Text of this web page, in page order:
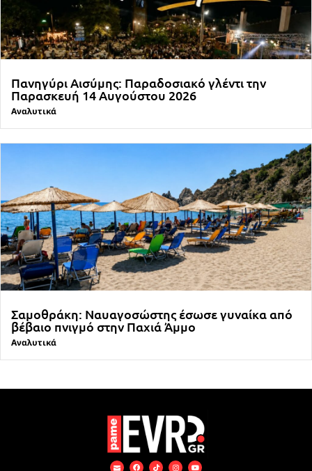
Πανηγύρι Αισύμης: Παραδοσιακό γλέντι την
Παρασκευή 14 Αυγούστου 2026
Αναλυτικά
Σαμοθράκη: Ναυαγοσώστης έσωσε γυναίκα από
βέβαιο πνιγμό στην Παχιά Άμμο
Αναλυτικά